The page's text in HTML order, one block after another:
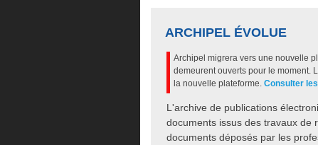
ARCHIPEL ÉVOLUE
Archipel migrera vers une nouvelle
demeurent ouverts pour le moment.
la nouvelle plateforme. Consulter
L'archive de publications
documents issus des travaux de
documents déposés par les